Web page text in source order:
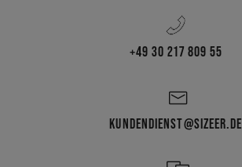
+49 30 217 809 55
KUNDENDIENST@SIZEER.DE